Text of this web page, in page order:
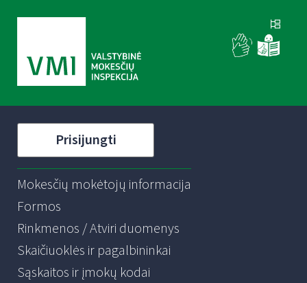
Prisijungti
Mokesčių mokėtojų informacija
Formos
Rinkmenos / Atviri duomenys
Skaičiuoklės ir pagalbininkai
Sąskaitos ir įmokų kodai